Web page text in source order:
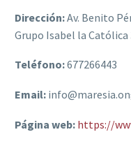
Dirección:Av. Benito
Grupo Isabel la Católica
Teléfono:677266443
Email:
Página web: https://